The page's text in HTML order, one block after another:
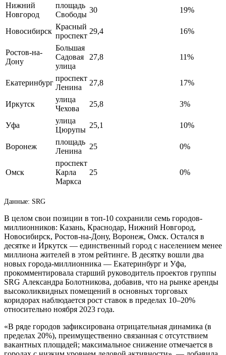
Нижний
Новгород
площадь
Свободы
30 19%
Новосибирск
Красный
проспект
29,4 16%
Ростов-на-
Дону
Большая
Садовая
улица
27,8 11%
Екатеринбург
проспект
Ленина
27,8 17%
Иркутск
улица
Чехова
25,8 3%
Уфа
улица
Цюрупы
25,1 10%
Воронеж
площадь
Ленина
25 0%
Омск
проспект
Карла
Маркса
25 0%
Данные: SRG
В целом свои позиции в топ-10 сохранили семь городов-
миллионников: Казань, Краснодар, Нижний Новгород,
Новосибирск, Ростов-на-Дону, Воронеж, Омск. Остался в
десятке и Иркутск — единственный город с населением менее
миллиона жителей в этом рейтинге. В десятку вошли два
новых города-миллионника — Екатеринбург и Уфа,
прокомментировала старший руководитель проектов группы
SRG Александра Болотникова, добавив, что на рынке аренды
высоколиквидных помещений в основных торговых
коридорах наблюдается рост ставок в пределах 10–20%
относительно ноября 2023 года.
«В ряде городов зафиксирована отрицательная динамика (в
пределах 20%), преимущественно связанная с отсутствием
вакантных площадей; максимальное снижение отмечается в